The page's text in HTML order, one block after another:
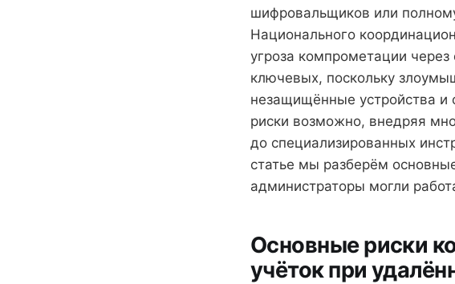
шифровальщиков или
Национального
угроза компрометации
ключевых, поскольку
незащищённые устройства и
риски возможно, внедряя
до специализированных
статье мы разберём
администраторы могли
Основные риски
учёток при